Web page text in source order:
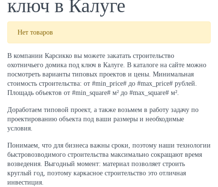
ключ в Калуге
Нет товаров
В компании Карсикко вы можете закатать строительство
охотничьего домика под ключ в Калуге. В каталоге на сайте можно
посмотреть варианты типовых проектов и цены. Минимальная
стоимость строительства: от #min_price# до #max_price# рублей.
Площадь объектов от #min_square# м² до #max_square# м².
Доработаем типовой проект, а также возьмем в работу задачу по
проектированию объекта под ваши размеры и необходимые
условия.
Понимаем, что для бизнеса важны сроки, поэтому наши технологии
быстровозводимого строительства максимально сокращают время
возведения. Выгодный момент: материал позволяет строить
круглый год, поэтому каркасное строительство это отличная
инвестиция.